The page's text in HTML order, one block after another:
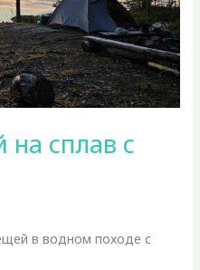
на сплав с
в водном походе с